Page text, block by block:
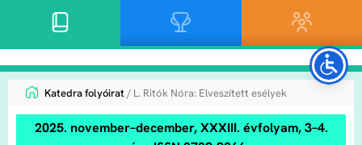
Katedra folyóirat/ L. Ritók Nóra: Elveszített esélyek
2025. november–december, XXXIII. évfolyam, 3–4.